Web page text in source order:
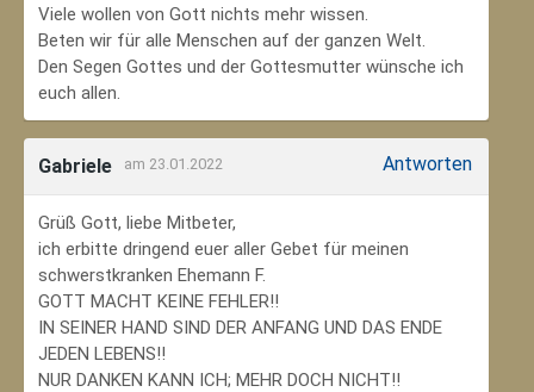
Viele wollen von Gott nichts mehr wissen.
Beten wir für alle Menschen auf der ganzen Welt.
Den Segen Gottes und der Gottesmutter wünsche ich
euch allen.
Gabriele am 23.01.2022 Antworten
Grüß Gott, liebe Mitbeter,
ich erbitte dringend euer aller Gebet für meinen
schwerstkranken Ehemann F.
GOTT MACHT KEINE FEHLER!!
IN SEINER HAND SIND DER ANFANG UND DAS ENDE
JEDEN LEBENS!!
NUR DANKEN KANN ICH; MEHR DOCH NICHT!!